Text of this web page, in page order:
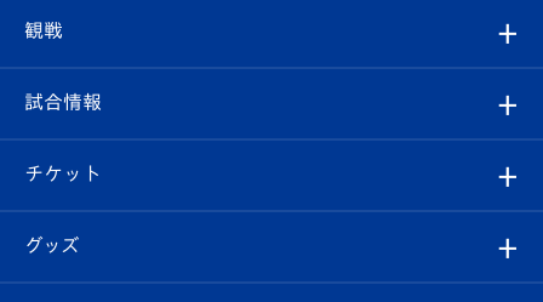
クラブ
試合情報
チケット
クラブ概要
エンブレム紹介
観戦
観戦ルール
はじめての観戦ガイド
Revive Team
試合情報
試合日程/結果
フォトギャラリー
チケット
チケット
グッズ